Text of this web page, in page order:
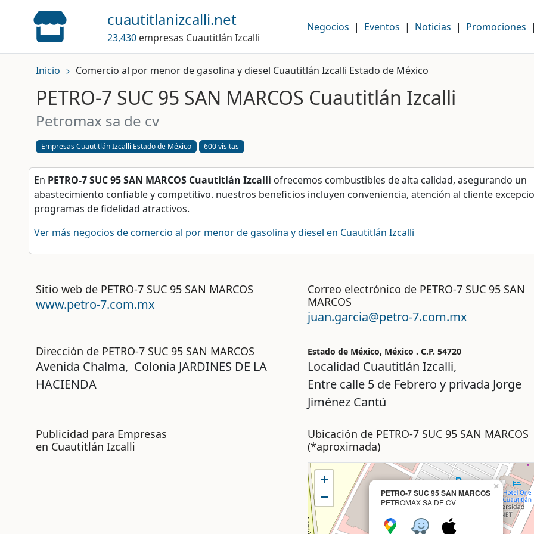
cuautitlanizcalli.net
23,430empresas Cuautitlán Izcalli
Negocios | Eventos | Noticias | Promociones
Inicio Comercio al por menor de gasolina y diesel Cuautitlán Izcalli Estado de México
PETRO-7 SUC 95 SAN MARCOS Cuautitlán Izcalli
petromax sa de cv
Empresas Cuautitlán Izcalli Estado de México 600 visitas
En PETRO-7 SUC 95 SAN MARCOS Cuautitlán Izcalli ofrecemos combustibles de alta calidad, asegurando un
abastecimiento confiable y competitivo. nuestros beneficios incluyen conveniencia, atención al cliente
programas de fidelidad atractivos.
Ver más negocios de comercio al por menor de gasolina y diesel en Cuautitlán Izcalli
Sitio web de PETRO-7 SUC 95 SAN MARCOS
www.petro-7.com.mx
Correo electrónico de PETRO-7 SUC 95 SAN
MARCOS
juan.garcia@petro-7.com.mx
Dirección de PETRO-7 SUC 95 SAN MARCOS
Avenida Chalma, Colonia JARDINES DE LA
HACIENDA
Estado de México, México . C.P. 54720
Localidad Cuautitlán Izcalli,
Entre calle 5 de Febrero y privada Jorge
Jiménez Cantú
Publicidad para Empresas
en Cuautitlán Izcalli
Ubicación de PETRO-7 SUC 95 SAN MARCOS
(*aproximada)
PETRO-7 SUC 95 SAN MARCOS
PETROMAX SA DE CV
×
+
−